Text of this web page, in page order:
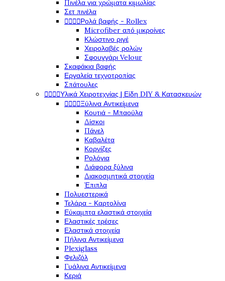
Πινέλα για χρώματα κιμωλίας
Σετ πινέλα
Ρολά βαφής - Rollex
Microfiber από μικροίνες
Κλώστινο ριγέ
Χειρολαβές ρολών
Σφουγγάρι Velour
Σκαφάκια βαφής
Εργαλεία τεχνοτροπίας
Σπάτουλες
Υλικά Χειροτεχνίας | Είδη DIY & Κατασκευών
Ξύλινα Αντικείμενα
Κουτιά - Μπαούλα
Δίσκοι
Πάνελ
Καβαλέτα
Κορνίζες
Ρολόγια
Διάφορα ξύλινα
Διακοσμητικά στοιχεία
Έπιπλα
Πολυεστερικά
Τελάρα - Καρτολίνα
Εύκαμπτα ελαστικά στοιχεία
Ελαστικές τρέσες
Ελαστικά στοιχεία
Πήλινα Αντικείμενα
Plexiglass
Φελιζόλ
Γυάλινα Αντικείμενα
Κεριά